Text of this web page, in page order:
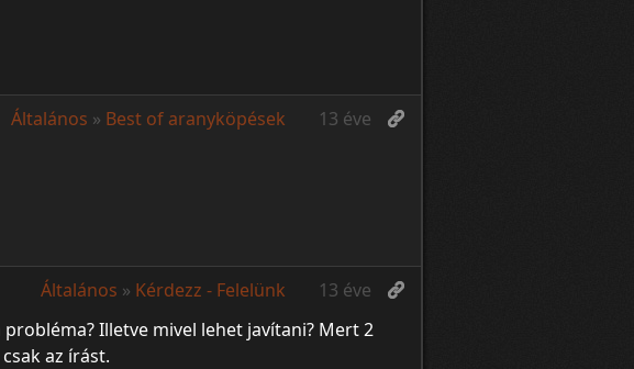
Általános » Best of aranyköpések 13 éve
Általános » Kérdezz - Felelünk
13 éve
Illetve mivel lehet javítani? Mert 2
az írást.